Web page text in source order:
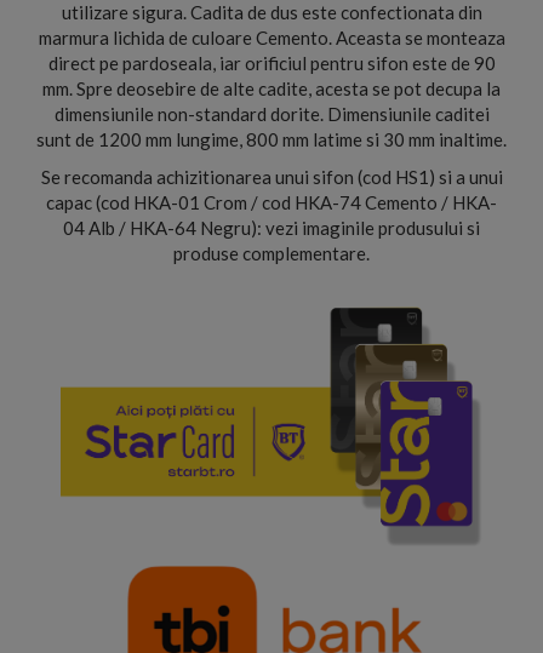
utilizare sigura. Cadita de dus este confectionata din
marmura lichida de culoare Cemento. Aceasta se monteaza
direct pe pardoseala, iar orificiul pentru sifon este de 90
mm. Spre deosebire de alte cadite, acesta se pot decupa la
dimensiunile non-standard dorite. Dimensiunile caditei
sunt de 1200 mm lungime, 800 mm latime si 30 mm inaltime.
Se recomanda achizitionarea unui sifon (cod HS1) si a unui
capac (cod HKA-01 Crom / cod HKA-74 Cemento / HKA-
04 Alb / HKA-64 Negru): vezi imaginile produsului si
produse complementare.